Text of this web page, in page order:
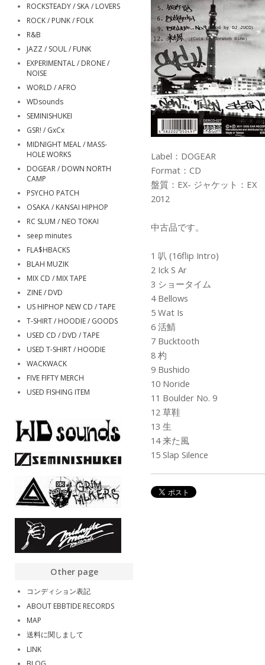
Label：DOGEAR
Format：CD
盤質：EX- ジャケット：EX
2012
中古品です。
1 叭 (16flip Intro)
2 Ick S Ar
3 ショータイム
4 Bellows
5 Wat Is
6 活鯖
7 Bucktooth
8 杓
9 Bushido
10 Noride
11 Boulder No. 9
12 草鞋
13 生
14 来た風
15 Slap Silence
ROCKSTEADY / SKA / LOVERS
ROCK / PUNK / FOLK
R&B
JAZZ / SOUL / FUNK
EXPERIMENTAL / DRONE /
NOISE
WORLD / AFRO
WDsounds
SEMINISHUKEI
GSR! / GxCx
MIDNIGHT MEAL / MASS-
HOLE WORKS
DOGEAR / DOWN NORTH
CAMP
PSYCHO PATCH
OSAKA / KANSAI HIPHOP
RC SLUM / NEO TOKAI
seep minutes
FLA$HBACKS
BLAH MUZIK
MIX CD / MIX TAPE
ZINE / DVD
US HIPHOP NEW CD / TAPE
T-SHIRT / HOODIE / GOODS
USED CD / DVD / TAPE
USED T-SHIRT / HOODIE
WACKWACK
FIVE FIFTY MERCH
USED FISHING ITEM
Other page
コンディション表記
ABOUT EBBTIDE RECORDS
MAP
送料に関しまして
LINK